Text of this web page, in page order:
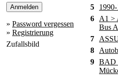
» Password vergessen
» Registrierung
Zufallsbild
5
6
A1 >
Bus
7
8
9 BAD